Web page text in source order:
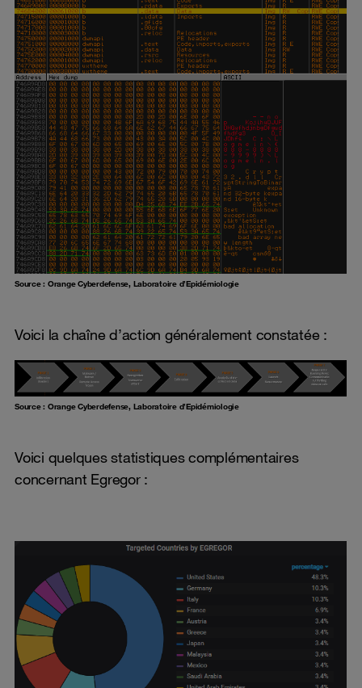
Source : Orange Cyberdefense, Laboratoire d’Epidémiologie
Voici la chaîne d’action généralement constatée :
Source : Orange Cyberdefense, Laboratoire d’Epidémiologie
Voici quelques statistiques complémentaires
concernant Egregor :